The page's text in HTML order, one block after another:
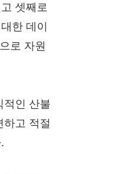
셋째로
한 데이
로 자원
적인 산불
고 적절